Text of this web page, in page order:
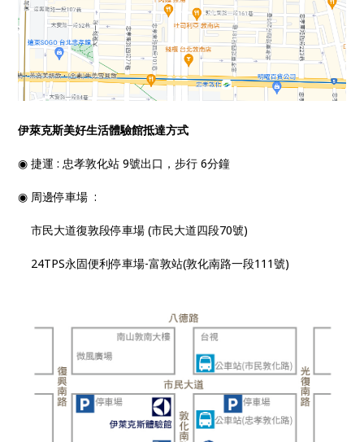
伊萊克斯美好生活體驗館抵達方式
◉ 捷運 : 忠孝敦化站 9號出口，步行 6分鐘
◉ 周邊停車場 :
市民大道復敦段停車場 (市民大道四段70號)
24TPS永固便利停車場-富敦站(敦化南路一段111號)